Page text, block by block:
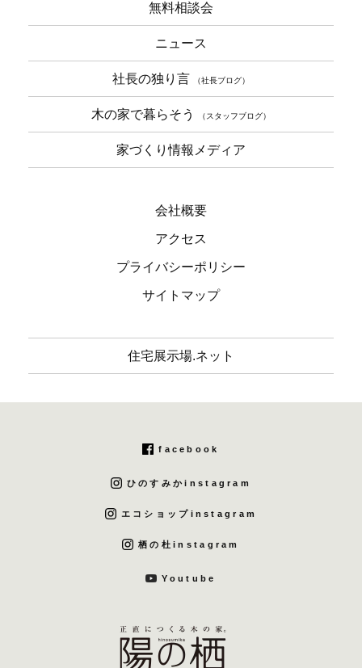
無料相談会
ニュース
社長の独り言 （社長ブログ）
木の家で暮らそう （スタッフブログ）
家づくり情報メディア
会社概要
アクセス
プライバシーポリシー
サイトマップ
住宅展示場.ネット
facebook
ひのすみかinstagram
エコショップinstagram
栖の杜instagram
Youtube